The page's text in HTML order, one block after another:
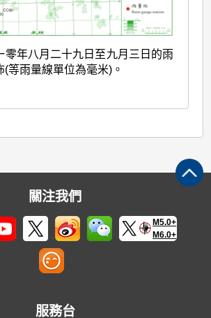
零年八月二十九日至九月三日的雨
(等雨量線單位為毫米)。
關注我們
M5.0+
M6.0+
服務台